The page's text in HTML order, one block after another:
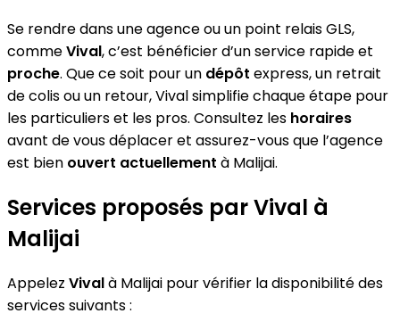
Se rendre dans une agence ou un point relais GLS,
commeVival, c’est bénéficier d’un service rapide et
proche. Que ce soit pour un dépôt express, un retrait
de colis ou un retour, Vival simplifie chaque étape pour
les particuliers et les pros. Consultez les horaires
avant de vous déplacer et assurez-vous que l’agence
est bien ouvert actuellement à Malijai.
Services proposés par Vival à
Malijai
Appelez Vivalà Malijai pour vérifier la disponibilité des
services suivants :